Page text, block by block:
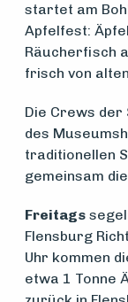
Vern,
og drift
Om
foreningen
Aktuelt
startet am
Apfelfest:
Räucherfisch
frisch von
Die Crews der
des
traditionellen
gemeinsam
Freitags
Flensburg
Uhr kommen
etwa 1 Tonne